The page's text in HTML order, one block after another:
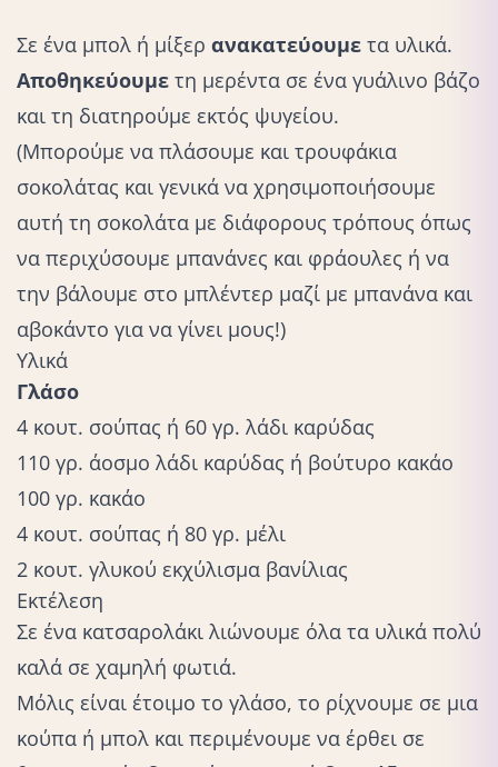
Σε ένα μπολ ή μίξερ ανακατεύουμε τα υλικά.
Αποθηκεύουμε τη μερέντα σε ένα γυάλινο βάζο
και τη διατηρούμε εκτός ψυγείου.
(Μπορούμε να πλάσουμε και τρουφάκια
σοκολάτας και γενικά να χρησιμοποιήσουμε
αυτή τη σοκολάτα με διάφορους τρόπους όπως
να περιχύσουμε μπανάνες και φράουλες ή να
την βάλουμε στο μπλέντερ μαζί με μπανάνα και
αβοκάντο για να γίνει μους!)
Υλικά
Γλάσο
4 κουτ. σούπας ή 60 γρ. λάδι καρύδας
110 γρ. άοσμο λάδι καρύδας ή βούτυρο κακάο
100 γρ. κακάο
4 κουτ. σούπας ή 80 γρ. μέλι
2 κουτ. γλυκού εκχύλισμα βανίλιας
Εκτέλεση
Σε ένα κατσαρολάκι λιώνουμε όλα τα υλικά πολύ
καλά σε χαμηλή φωτιά.
Μόλις είναι έτοιμο το γλάσο, το ρίχνουμε σε μια
κούπα ή μπολ και περιμένουμε να έρθει σε